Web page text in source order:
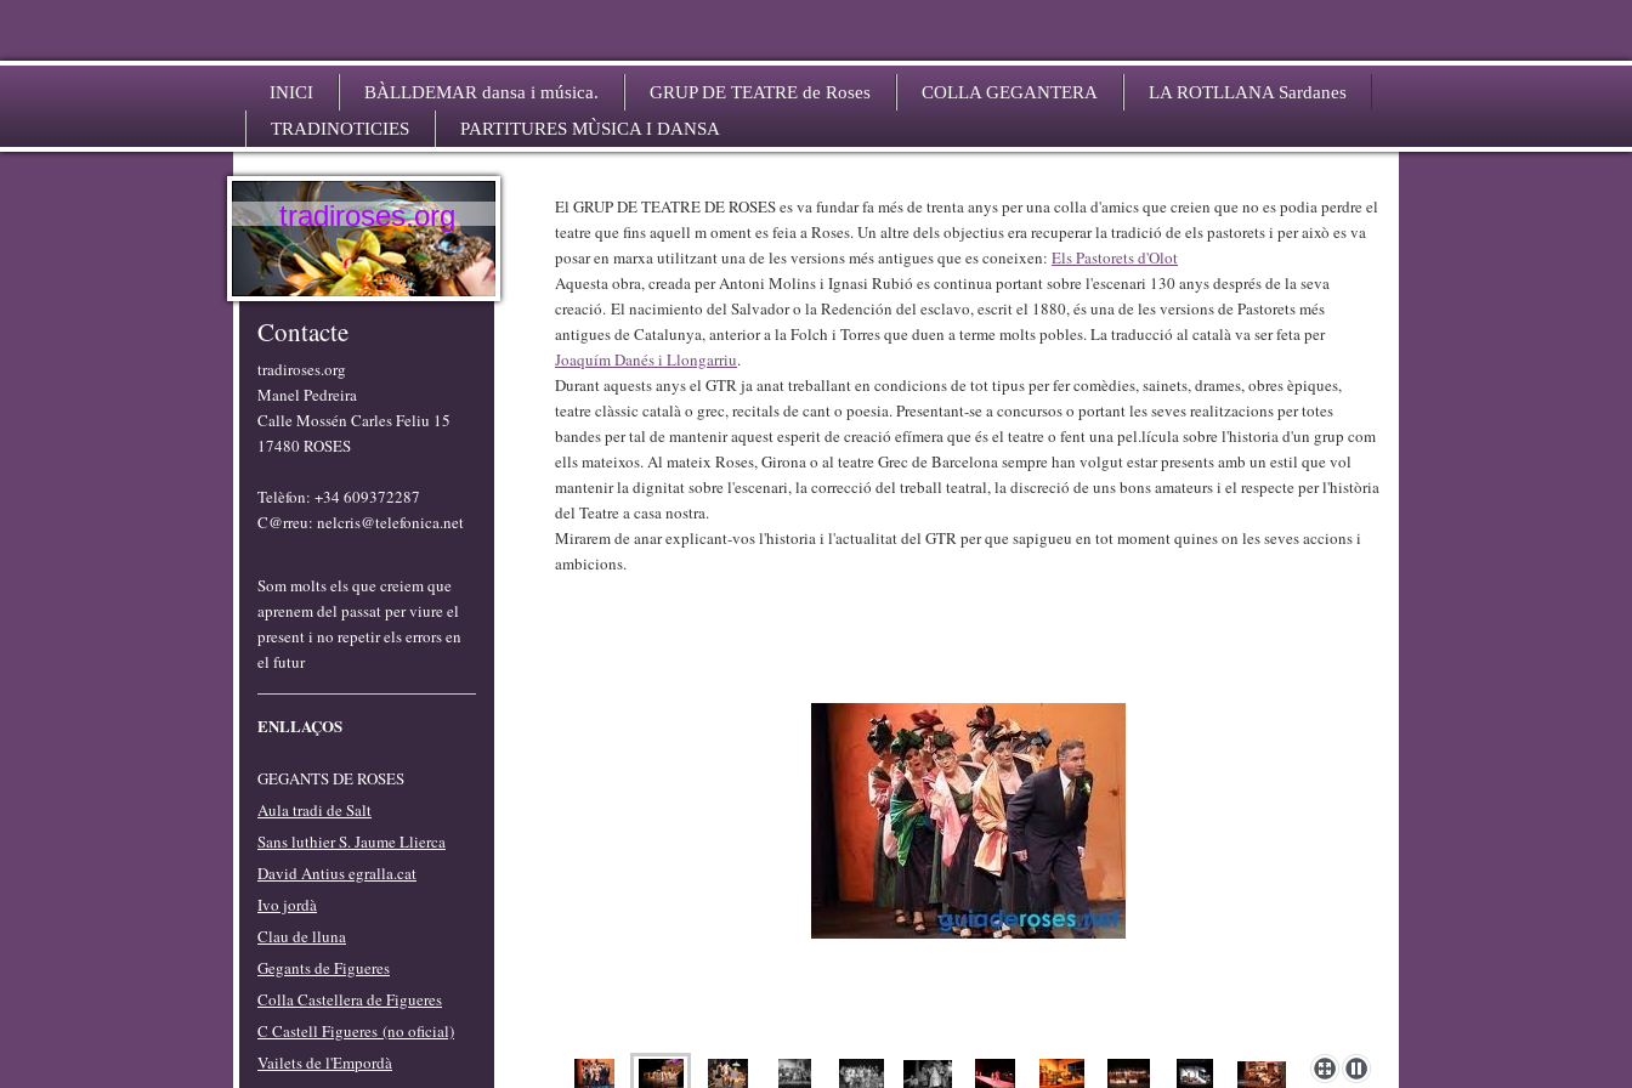
INICI BÀLLDEMAR dansa i música. GRUP DE TEATRE de Roses COLLA GEGANTERA
LA ROTLLANA Sardanes
TRADINOTICIES
PARTITURES MÙSICA I DANSA
tradiroses.org
Contacte
tradiroses.org
Manel Pedreira
Calle Mossén Carles Feliu 15
17480 ROSES
Telèfon: +34 609372287
C@rreu: nelcris@telefonica.net
Som molts els que creiem que
aprenem del passat per viure el
present i no repetir els errors en
el futur
ENLLAÇOS
GEGANTS DE ROSES
Aula tradi de Salt
Sans luthier S. Jaume Llierca
David Antius egralla.cat
Ivo jordà
Clau de lluna
Gegants de Figueres
Colla Castellera de Figueres
C Castell Figueres (no oficial)
Vailets de l'Empordà
El GRUP DE TEATRE DE ROSES es va fundar fa més de trenta anys per una colla d'amics que creien que no es podia perdre el
teatre que fins aquell m oment es feia a Roses. Un altre dels objectius era recuperar la tradició de els pastorets i per això es va
posar en marxa utilitzant una de les versions més antigues que es coneixen: Els Pastorets d'Olot
Aquesta obra, creada per Antoni Molins i Ignasi Rubió es continua portant sobre l'escenari 130 anys després de la seva
creació. El nacimiento del Salvador o la Redención del esclavo, escrit el 1880, és una de les versions de Pastorets més
antigues de Catalunya, anterior a la Folch i Torres que duen a terme molts pobles. La traducció al català va ser feta per
Joaquím Danés i Llongarriu.
Durant aquests anys el GTR ja anat treballant en condicions de tot tipus per fer comèdies, sainets, drames, obres èpiques,
teatre clàssic català o grec, recitals de cant o poesia. Presentant-se a concursos o portant les seves realitzacions per totes
bandes per tal de mantenir aquest esperit de creació efímera que és el teatre o fent una pel.lícula sobre l'historia d'un grup com
ells mateixos. Al mateix Roses, Girona o al teatre Grec de Barcelona sempre han volgut estar presents amb un estil que vol
mantenir la dignitat sobre l'escenari, la correcció del treball teatral, la discreció de uns bons amateurs i el respecte per l'història
del Teatre a casa nostra.
Mirarem de anar explicant-vos l'historia i l'actualitat del GTR per que sapigueu en tot moment quines on les seves accions i
ambicions.